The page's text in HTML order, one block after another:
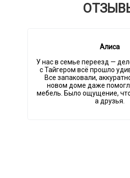
Алиса
У нас в семье переезд —
с Тайгером всё прошло
Все запаковали,
новом доме даже
мебель. Было ощущение,
а друзья.